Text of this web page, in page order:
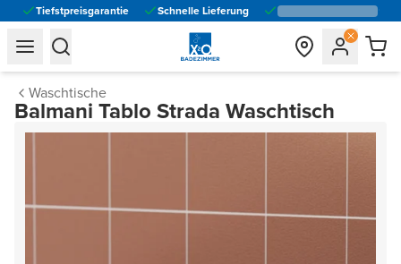
Tiefstpreisgarantie Schnelle Lieferung
general.navigation.toggle_menu.label
general.navigation.toggle_menu.label
Waschtische
Balmani Tablo Strada Waschtisch